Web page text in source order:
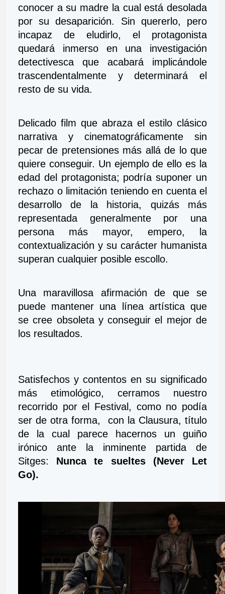
conocer a su madre la cual está desolada
por su desaparición. Sin quererlo, pero
incapaz de eludirlo, el protagonista
quedará inmerso en una investigación
detectivesca que acabará implicándole
trascendentalmente y determinará el
resto de su vida.
Delicado film que abraza el estilo clásico
narrativa y cinematográficamente sin
pecar de pretensiones más allá de lo que
quiere conseguir. Un ejemplo de ello es la
edad del protagonista; podría suponer un
rechazo o limitación teniendo en cuenta el
desarrollo de la historia, quizás más
representada generalmente por una
persona más mayor, empero, la
contextualización y su carácter humanista
superan cualquier posible escollo.
Una maravillosa afirmación de que se
puede mantener una línea artística que
se cree obsoleta y conseguir el mejor de
los resultados.
Satisfechos y contentos en su significado
más etimológico, cerramos nuestro
recorrido por el Festival, como no podía
ser de otra forma,  con la Clausura, título
de la cual parece hacernos un guiño
irónico ante la inminente partida de
Sitges: Nunca te sueltes (Never Let
Go).